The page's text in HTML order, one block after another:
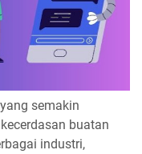
semakin
buatan
industri,